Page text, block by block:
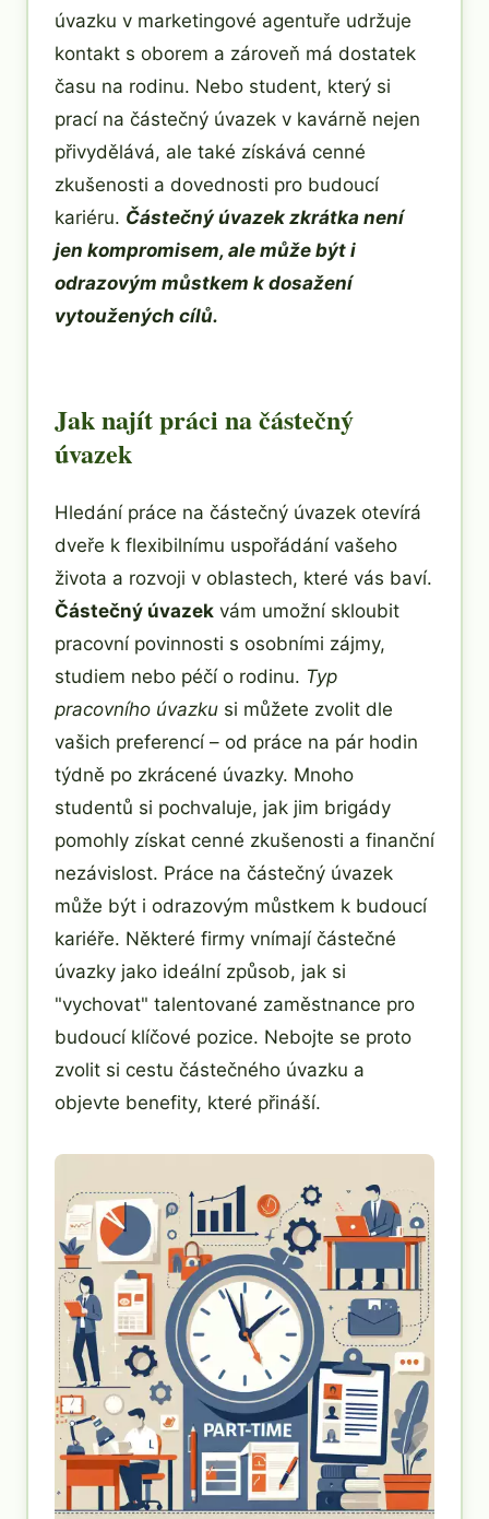
úvazku v marketingové agentuře udržuje
kontakt s oborem a zároveň má dostatek
času na rodinu. Nebo student, který si
prací na částečný úvazek v kavárně nejen
přivydělává, ale také získává cenné
zkušenosti a dovednosti pro budoucí
kariéru. Částečný úvazek zkrátka není
jen kompromisem, ale může být i
odrazovým můstkem k dosažení
vytoužených cílů.
Jak najít práci na částečný
úvazek
Hledání práce na částečný úvazek otevírá
dveře k flexibilnímu uspořádání vašeho
života a rozvoji v oblastech, které vás baví.
Částečný úvazek vám umožní skloubit
pracovní povinnosti s osobními zájmy,
studiem nebo péčí o rodinu. Typ
pracovního úvazku si můžete zvolit dle
vašich preferencí – od práce na pár hodin
týdně po zkrácené úvazky. Mnoho
studentů si pochvaluje, jak jim brigády
pomohly získat cenné zkušenosti a finanční
nezávislost. Práce na částečný úvazek
může být i odrazovým můstkem k budoucí
kariéře. Některé firmy vnímají částečné
úvazky jako ideální způsob, jak si
"vychovat" talentované zaměstnance pro
budoucí klíčové pozice. Nebojte se proto
zvolit si cestu částečného úvazku a
objevte benefity, které přináší.